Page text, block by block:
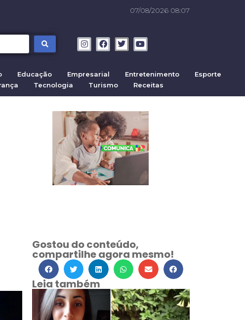
07/08/2026 08:07
Educação Empresarial Entretenimento
Esporte
Tecnologia Turismo Receitas
Gostou do conteúdo,
compartilhe agora mesmo!
Leia também